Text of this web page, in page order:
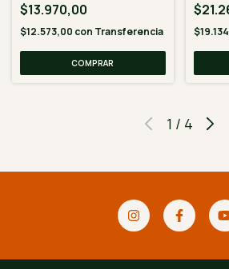
$13.970,00
$12.573,00 con Transferencia
1 / 4